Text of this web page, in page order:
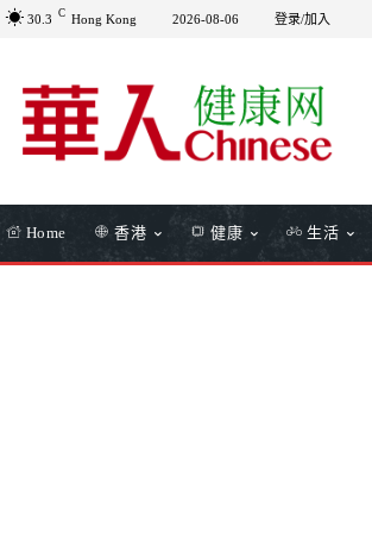
30.3 C Hong Kong 2026-08-06 登录/加入
Home 香港 健康 生活